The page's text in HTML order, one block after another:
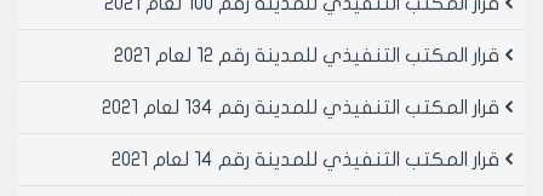
قرار المكتب التنفيذي للمدينة رقم 12 لعام 2021
قرار المكتب التنفيذي للمدينة رقم 134 لعام 2021
قرار المكتب التنفيذي للمدينة رقم 14 لعام 2021